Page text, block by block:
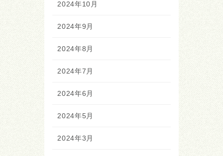
2024年10月
2024年9月
2024年8月
2024年7月
2024年6月
2024年5月
2024年3月